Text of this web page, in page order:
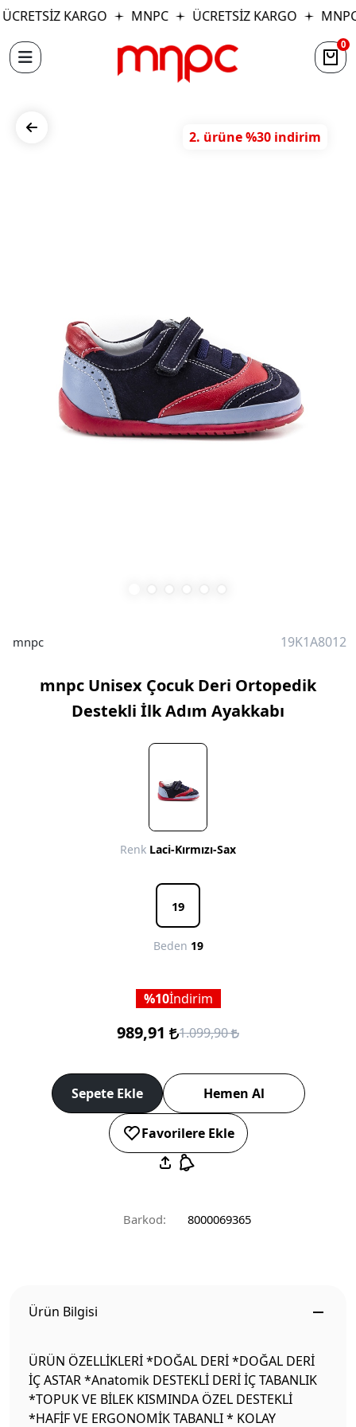
KARGO MNPC ÜCRETSİZ KARGO MNPC
0
2. ürüne %30 indirim
mnpc 19K1A8012
mnpc Unisex Çocuk Deri Ortopedik
Destekli İlk Adım Ayakkabı
Renk Laci-Kırmızı-Sax
19
Beden 19
10İndirim
989,91 1.099,90
Sepete Ekle Hemen Al
Favorilere Ekle
Barkod: 8000069365
Ürün Bilgisi
ÜRÜN ÖZELLİKLERİ *DOĞAL DERİ *DOĞAL DERİ
İÇ ASTAR *Anatomik DESTEKLİ DERİ İÇ TABANLIK
*TOPUK VE BİLEK KISMINDA ÖZEL DESTEKLİ
*HAFİF VE ERGONOMİK TABANLI * KOLAY